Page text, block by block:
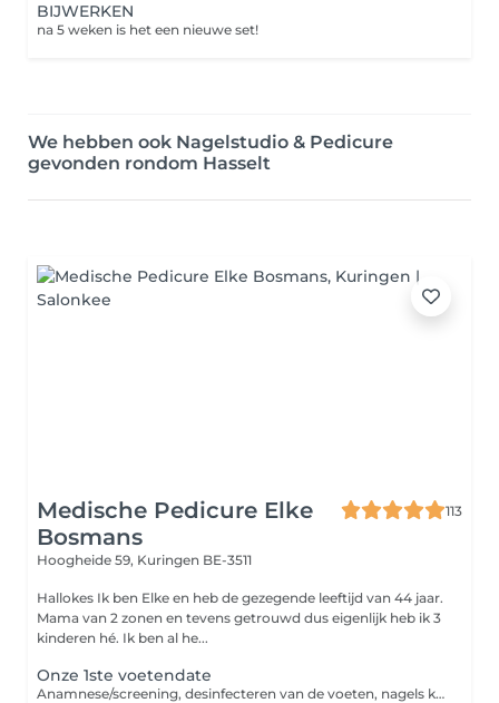
BIJWERKEN
na 5 weken is het een nieuwe set!
We hebben ook Nagelstudio & Pedicure
gevonden rondom Hasselt
Medische Pedicure Elke
Bosmans
113
Hoogheide 59, Kuringen BE-3511
Hallokes Ik ben Elke en heb de gezegende leeftijd van 44 jaar.
Mama van 2 zonen en tevens getrouwd dus eigenlijk heb ik 3
kinderen hé. Ik ben al he...
Onze 1ste voetendate
Anamnese/screening, desinfecteren van de voeten, nagels knippen en vijlen, eelt, likdoorns, ...